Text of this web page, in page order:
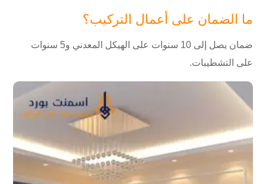
ما الضمان على أعمال التركيب؟
ضمان يصل إلى 10 سنوات على الهيكل المعدني و5 سنوات
على التشطيبات.